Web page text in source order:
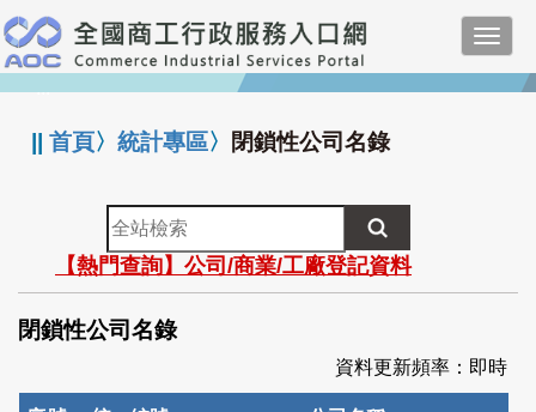
跳
到
主
要
:::
||首頁〉統計專區〉 閉鎖性公司名錄
全
站
檢
索
【熱門查詢】公司/商業/工廠登記資料
閉鎖性公司名錄
資料更新頻率：即時